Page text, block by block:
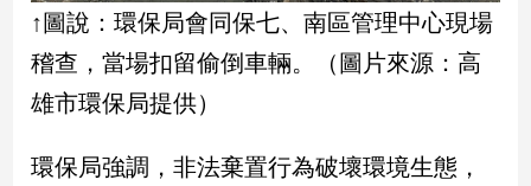
生
活
建
室
↑圖說：環保局會同保七、南區管理中心現場
稽查，當場扣留偷倒車輛。（圖片來源：高
雄市環保局提供）
環保局強調，非法棄置行為破壞環境生態，